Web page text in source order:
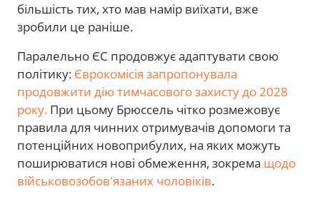
більшість тих, хто мав намір виїхати, вже
зробили це раніше.
Паралельно ЄС продовжує адаптувати свою
політику: Єврокомісія запропонувала
продовжити дію тимчасового захисту до 2028
року. При цьому Брюссель чітко розмежовує
правила для чинних отримувачів допомоги та
потенційних новоприбулих, на яких можуть
поширюватися нові обмеження, зокрема щодо
військовозобов'язаних чоловіків.